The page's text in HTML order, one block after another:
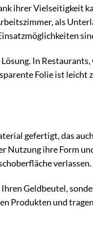
ihrer Vielseitigkeit
als
In
Folie ist leicht
gefertigt, das
ihre Form
verlassen.
Geldbeutel,
Produkten und